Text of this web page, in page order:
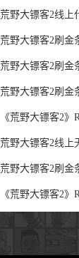
荒野大镖客2线上代练刷金条美
荒野大镖客2刷金条
荒野大镖客2刷金
荒野大镖客2刷金条
《荒野大镖客2》
荒野大镖客2线上
荒野大镖客2刷金条
《荒野大镖客2》